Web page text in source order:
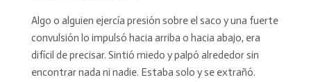
Algo o alguien ejercía presión sobre el saco y una fuerte
convulsión lo impulsó hacia arriba o hacia abajo, era
difícil de precisar. Sintió miedo y palpó alrededor sin
encontrar nada ni nadie. Estaba solo y se extrañó.